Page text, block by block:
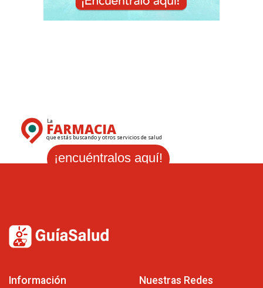
¡encuéntralos aquí!
La
FARMACIA
que estás buscando y otros servicios de salud
Información Nuestras Redes